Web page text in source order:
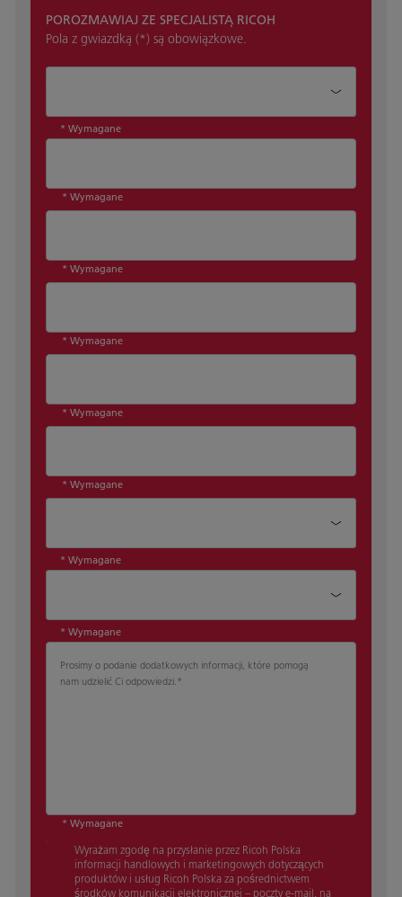
POROZMAWIAJ ZE SPECJALISTĄ RICOH
Pola z gwiazdką (*) są obowiązkowe.
* Wymagane
* Wymagane
* Wymagane
* Wymagane
* Wymagane
* Wymagane
* Wymagane
* Wymagane
Prosimy o podanie dodatkowych informacji, które pomogą
nam udzielić Ci odpowiedzi.*
* Wymagane
Wyrażam zgodę na przysłanie przez Ricoh Polska
informacji handlowych i marketingowych dotyczących
produktów i usług Ricoh Polska za pośrednictwem
środków komunikacji elektronicznej – poczty e-mail, na